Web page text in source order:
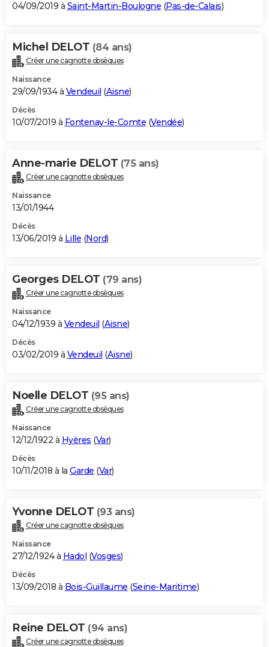
04/09/2019 à Saint-Martin-Boulogne (Pas-de-Calais)
Michel DELOT (84 ans)
Créer une cagnotte obsèques
Naissance
29/09/1934 à Vendeuil (Aisne)
Décès
10/07/2019 à Fontenay-le-Comte (Vendée)
Anne-marie DELOT (75 ans)
Créer une cagnotte obsèques
Naissance
13/01/1944
Décès
13/06/2019 à Lille (Nord)
Georges DELOT (79 ans)
Créer une cagnotte obsèques
Naissance
04/12/1939 à Vendeuil (Aisne)
Décès
03/02/2019 à Vendeuil (Aisne)
Noelle DELOT (95 ans)
Créer une cagnotte obsèques
Naissance
12/12/1922 à Hyères (Var)
Décès
10/11/2018 à la Garde (Var)
Yvonne DELOT (93 ans)
Créer une cagnotte obsèques
Naissance
27/12/1924 à Hadol (Vosges)
Décès
13/09/2018 à Bois-Guillaume (Seine-Maritime)
Reine DELOT (94 ans)
Créer une cagnotte obsèques